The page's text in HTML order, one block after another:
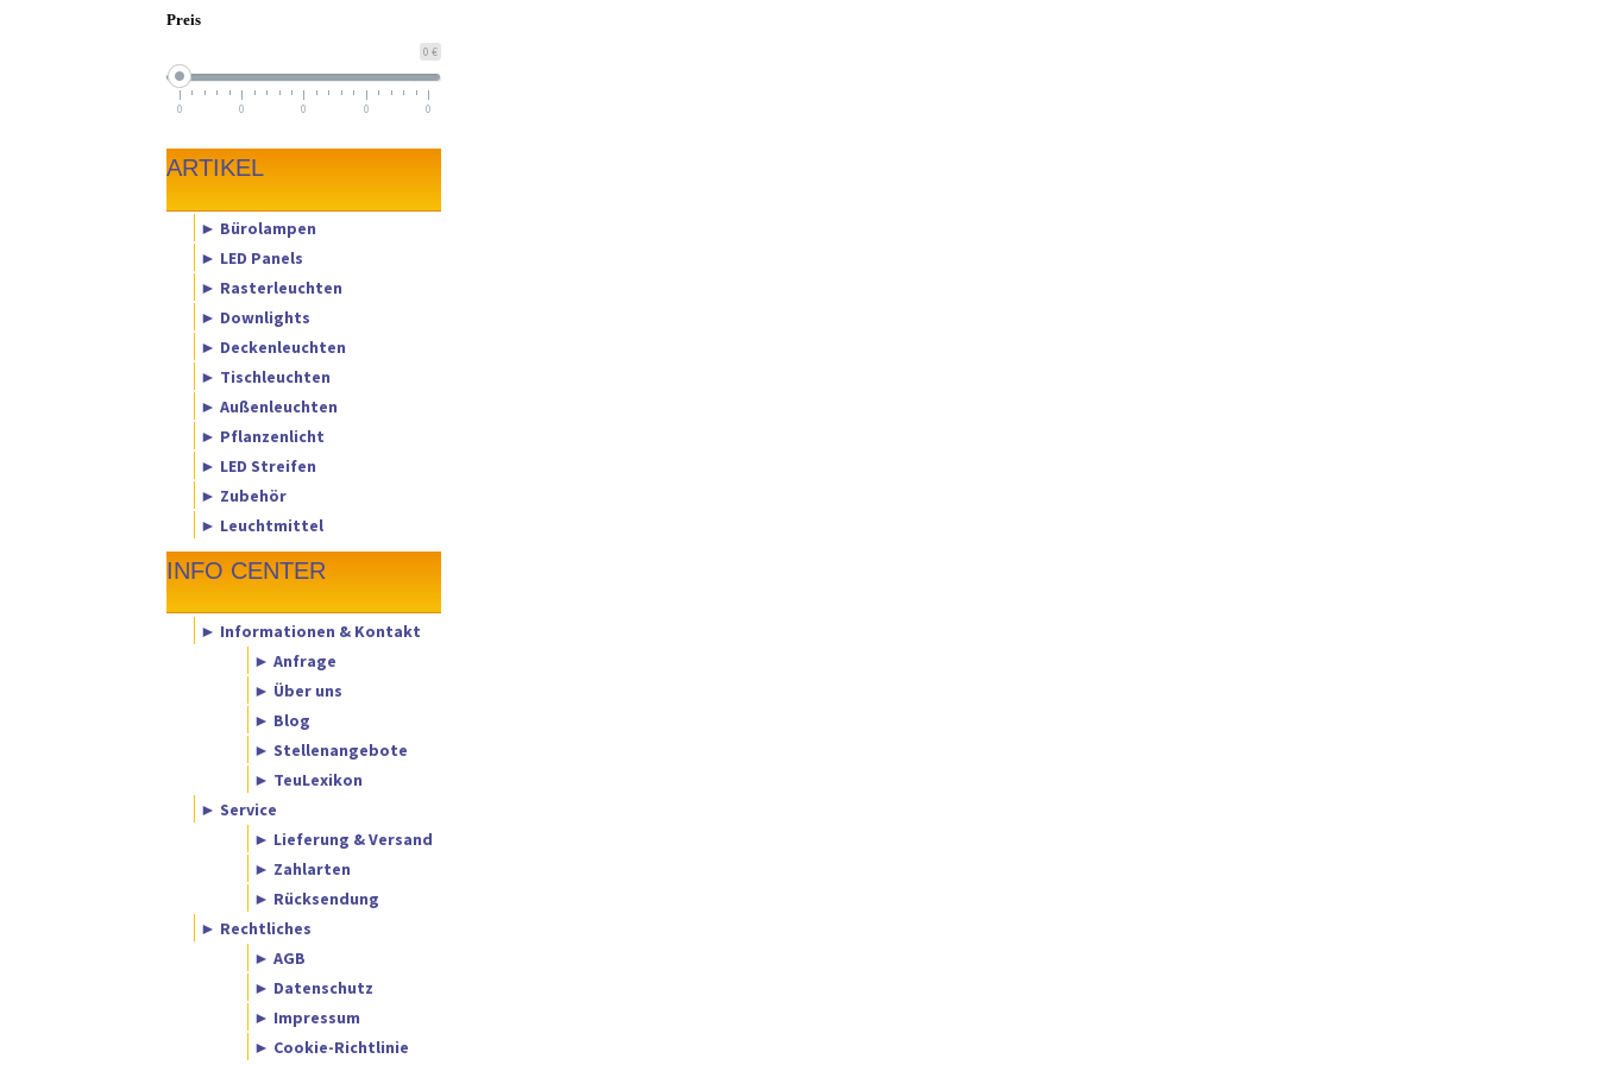
Preis
0 €
0 0 0 0 0
ARTIKEL
► Bürolampen
► LED Panels
► Rasterleuchten
► Downlights
► Deckenleuchten
► Tischleuchten
► Außenleuchten
► Pflanzenlicht
► LED Streifen
► Zubehör
► Leuchtmittel
INFO CENTER
► Informationen & Kontakt
► Anfrage
► Über uns
► Blog
► Stellenangebote
► TeuLexikon
► Service
► Lieferung & Versand
► Zahlarten
► Rücksendung
► Rechtliches
► AGB
► Datenschutz
► Impressum
► Cookie-Richtlinie